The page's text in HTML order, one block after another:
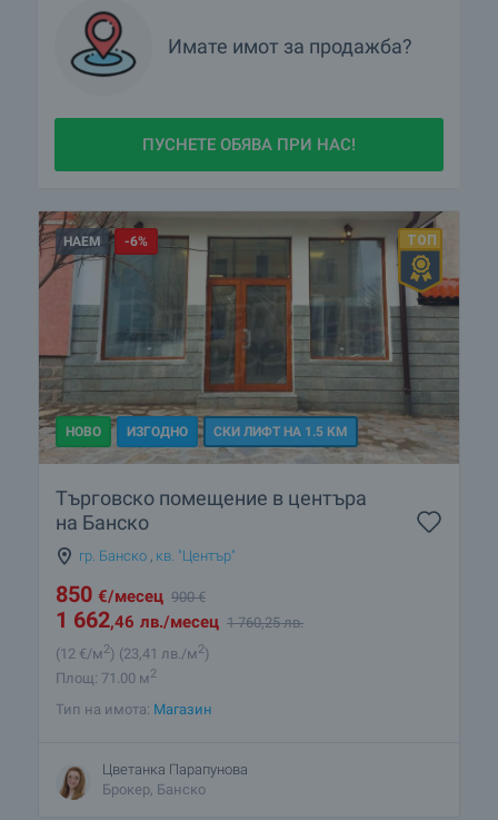
Имате имот за продажба?
ПУСНЕТЕ ОБЯВА ПРИ НАС!
НАЕМ -6%
НОВО ИЗГОДНО СКИ ЛИФТ НА 1.5 КМ
Търговско помещение в центъра
на Банско
гр. Банско кв. "Център"
850 €/месец 900€
1 662,46 лв./месец 1 760,25 лв.
(12 €/м2) (23 ,41 лв./м2)
Площ: 71.00 м2
Тип на имота: Магазин
Цветанка Парапунова
Брокер, Банско